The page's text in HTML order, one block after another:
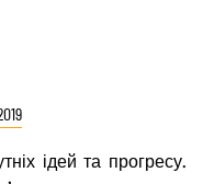
ідей та прогресу.